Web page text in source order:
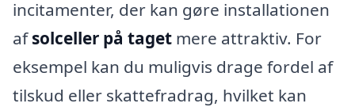
incitamenter, der kan gøre installationen
afsolceller på taget mere attraktiv. For
eksempel kan du muligvis drage fordel af
tilskud eller skattefradrag, hvilket kan